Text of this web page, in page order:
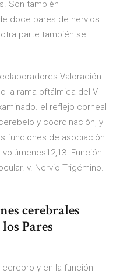
Son también
doce pares de nervios
parte también se
Valoración
la rama oftálmica del V
el reflejo corneal
y coordinación, y
funciones de asociación
Función:
v. Nervio Trigémino.
cerebrales
Pares
y en la función